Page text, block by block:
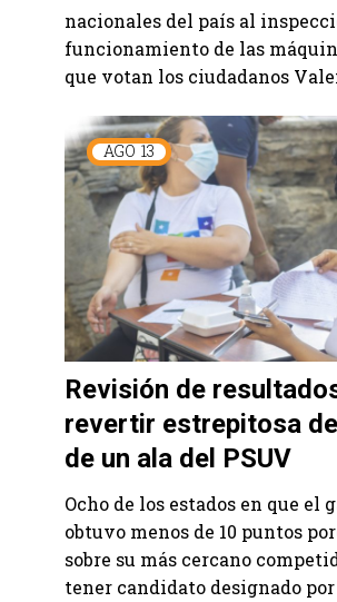
nacionales del país al
funcionamiento de las
que votan los ciudadanos
AGO 13
Revisión de
revertir estrepitosa
de un ala del PSUV
Ocho de los estados en que el
obtuvo menos de 10 puntos
sobre su más cercano
tener candidato designado